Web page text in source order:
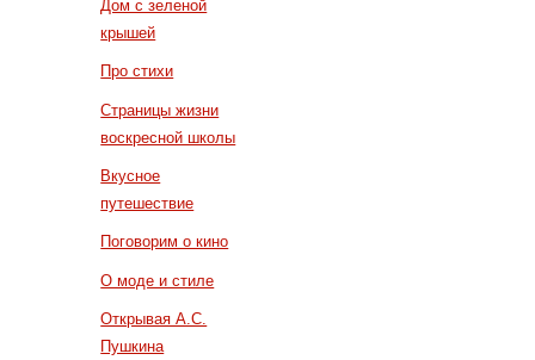
Дом с зеленой
крышей
Про стихи
Страницы жизни
воскресной школы
Вкусное
путешествие
Поговорим о кино
О моде и стиле
Открывая А.С.
Пушкина